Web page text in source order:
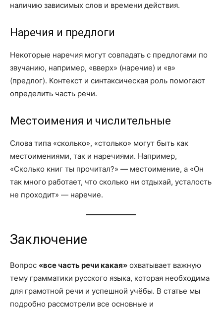
наличию зависимых слов и времени действия.
Наречия и предлоги
Некоторые наречия могут совпадать с предлогами по
звучанию, например, «вверх» (наречие) и «в»
(предлог). Контекст и синтаксическая роль помогают
определить часть речи.
Местоимения и числительные
Слова типа «сколько», «столько» могут быть как
местоимениями, так и наречиями. Например,
«Сколько книг ты прочитал?» — местоимение, а «Он
так много работает, что сколько ни отдыхай, усталость
не проходит» — наречие.
Заключение
Вопрос «все часть речи какая» охватывает важную
тему грамматики русского языка, которая необходима
для грамотной речи и успешной учёбы. В статье мы
подробно рассмотрели все основные и